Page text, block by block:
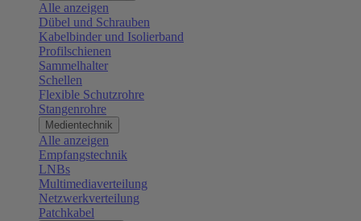
Alle anzeigen
Dübel und Schrauben
Kabelbinder und Isolierband
Profilschienen
Sammelhalter
Schellen
Flexible Schutzrohre
Stangenrohre
Medientechnik
Alle anzeigen
Empfangstechnik
LNBs
Multimediaverteilung
Netzwerkverteilung
Patchkabel